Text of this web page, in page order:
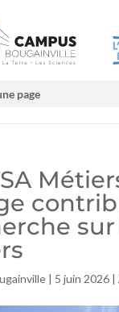
page
sur
| 5 juin 2026|